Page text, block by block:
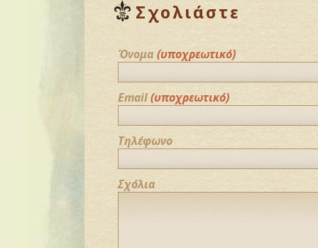
Σχολιάστε
Όνομα (υποχρεωτικό)
Email(υποχρεωτικό)
Τηλέφωνο
Σχόλια